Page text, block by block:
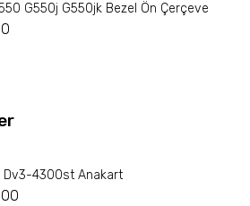
G550j G550jk Bezel Ön Çerçeve
Dv3-4300st Anakart